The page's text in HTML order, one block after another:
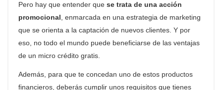
Pero hay que entender que se trata de una acción
promocional , enmarcada en una estrategia de marketing
que se orienta a la captación de nuevos clientes. Y por
eso, no todo el mundo puede beneficiarse de las ventajas
de un micro crédito gratis.
Además, para que te concedan uno de estos productos
financieros, deberás cumplir unos requisitos que tienes